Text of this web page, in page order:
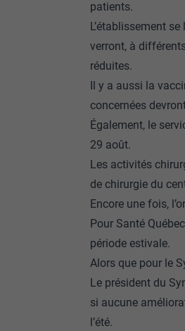
patients.
L’établissement
verront, à
réduites.
Il y a aussi la
concernées
Également, le
29 août.
Les activités
de chirurgie du
Encore une fois,
Pour Santé
période estivale.
Alors que pour le
Le président du
si aucune
l’été.